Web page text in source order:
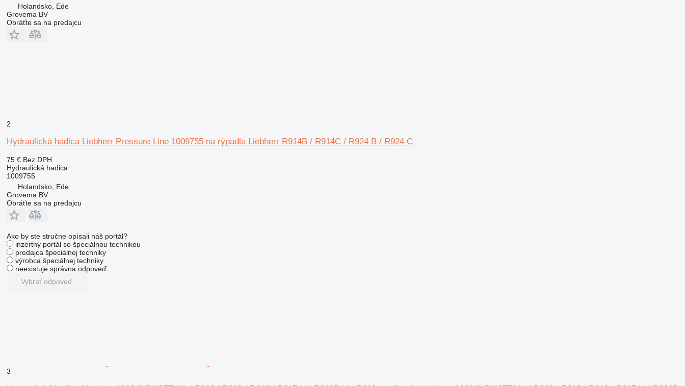
Holandsko, Ede
Grovema BV
Obráťte sa na predajcu
2
Hydraulická hadica Liebherr Pressure Line 1009755 na rýpadla Liebherr R914B / R914C / R924 B / R924 C
75 € Bez DPH
Hydraulická hadica
1009755
Holandsko, Ede
Grovema BV
Obráťte sa na predajcu
Ako by ste stručne opísali náš portál?
inzertný portál so špeciálnou technikou
predajca špeciálnej techniky
výrobca špeciálnej techniky
neexistuje správna odpoveď
Vybrať odpoveď
3